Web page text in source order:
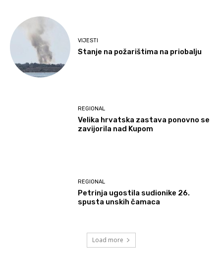
VIJESTI
Stanje na požarištima na priobalju
REGIONAL
Velika hrvatska zastava ponovno se
zavijorila nad Kupom
REGIONAL
Petrinja ugostila sudionike 26.
spusta unskih čamaca
Load more